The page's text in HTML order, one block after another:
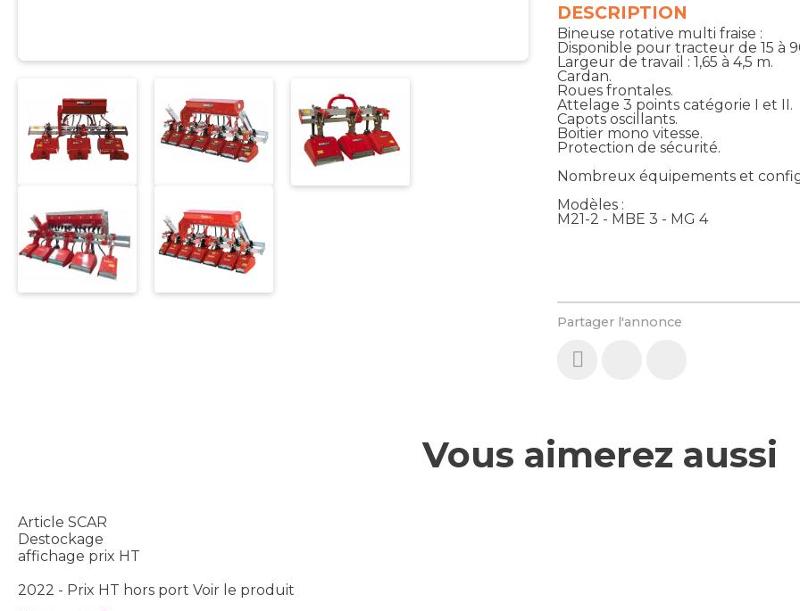
Partager l'annonce
DESCRIPTION
Bineuse rotative multi fraise :
Disponible pour tracteur de 15 à
Largeur de travail : 1,65 à 4,5 m.
Cardan.
Roues frontales.
Attelage 3 points catégorie I et II.
Capots oscillants.
Boitier mono vitesse.
Protection de sécurité.
Nombreux équipements et
Modèles :
M21-2 - MBE 3 - MG 4
Vous aimerez aussi
Article SCAR
Destockage
affichage prix HT
2022 - Prix HT hors port Voir le produit